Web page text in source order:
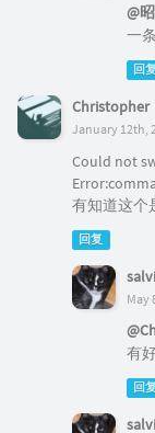
@
一条
回复
Christopher
January 12th,
Could not
有知道这个
回复
May
有
回复